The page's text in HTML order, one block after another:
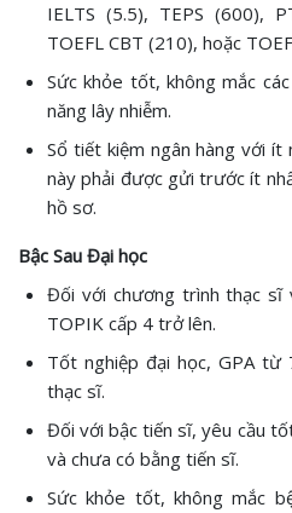
IELTS (5.5), TEPS (600),
TOEFL CBT (210), hoặc
Sức khỏe tốt, không mắc
năng lây nhiễm.
Sổ tiết kiệm ngân hàng với ít
này phải được gửi trước ít
hồ sơ.
Bậc Sau Đại học
Đối với chương trình thạc sĩ
TOPIK cấp 4 trở lên.
Tốt nghiệp đại học, GPA
thạc sĩ.
Đối với bậc tiến sĩ, yêu cầu
và chưa có bằng tiến sĩ.
Sức khỏe tốt, không mắc